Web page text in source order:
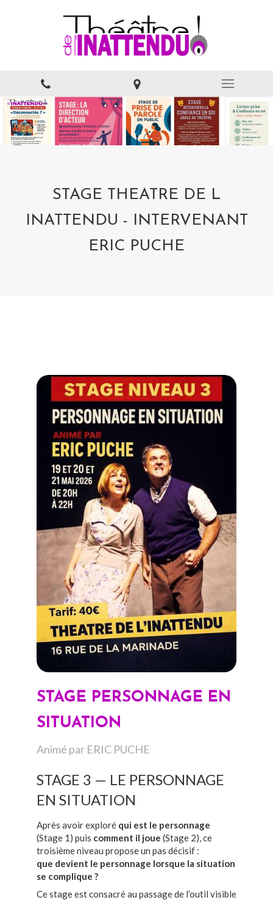
STAGE THEATRE DE L
INATTENDU - INTERVENANT
ERIC PUCHE
STAGE PERSONNAGE EN
SITUATION
Animé par ERIC PUCHE
STAGE 3 — LE PERSONNAGE
EN SITUATION
Après avoir exploré qui est le personnage
(Stage 1) puis comment il joue (Stage 2), ce
troisième niveau propose un pas décisif :
que devient le personnage lorsque la situation
se complique ?
Ce stage est consacré au passage de l’outil visible